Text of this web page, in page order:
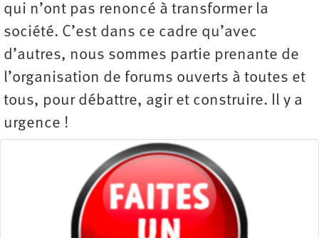
qui n’ont pas renoncé à transformer la
société. C’est dans ce cadre qu’avec
d’autres, nous sommes partie prenante de
l’organisation de forums ouverts à toutes et
tous, pour débattre, agir et construire. Il y a
urgence !